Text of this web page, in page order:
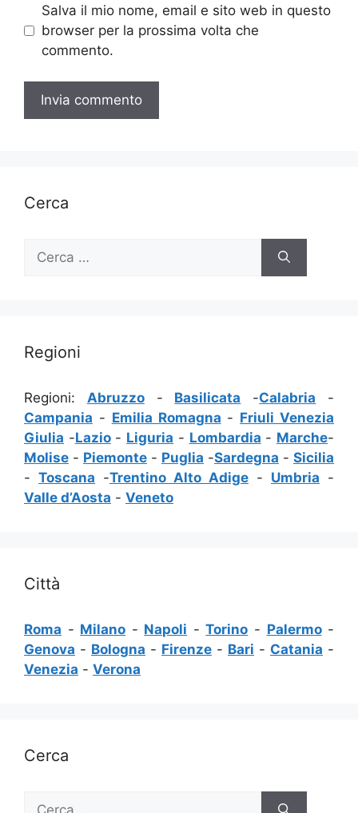
Salva il mio nome, email e sito web in questo
browser per la prossima volta che
commento.
Cerca
per:
Regioni
Regioni: Abruzzo- Basilicata -Calabria -
Campania - Emilia Romagna - Friuli Venezia
Giulia -Lazio- Liguria - Lombardia - Marche-
Molise - Piemonte - Puglia -Sardegna - Sicilia
- Toscana -Trentino Alto Adige - Umbria -
Valle d’Aosta - Veneto
Città
Roma - Milano - Napoli -Torino - Palermo-
Genova - Bologna - Firenze - Bari - Catania -
Venezia - Verona
Cerca